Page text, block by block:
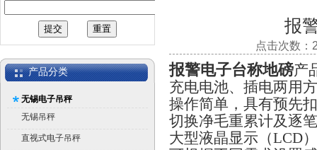
产品分类
无锡电子吊秤
无锡吊秤
直视式电子吊秤
报
点击次数：
报警电子台称地磅产
充电电池、插电两用
操作简单，具有预先
切换净毛重累计及逐
大型液晶显示（LCD